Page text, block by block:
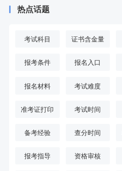
热点话题
考试科目 证书含金量
报考条件 报名入口
报名材料 考试难度
准考证打印 考试时间
备考经验 查分时间
报考指导 资格审核